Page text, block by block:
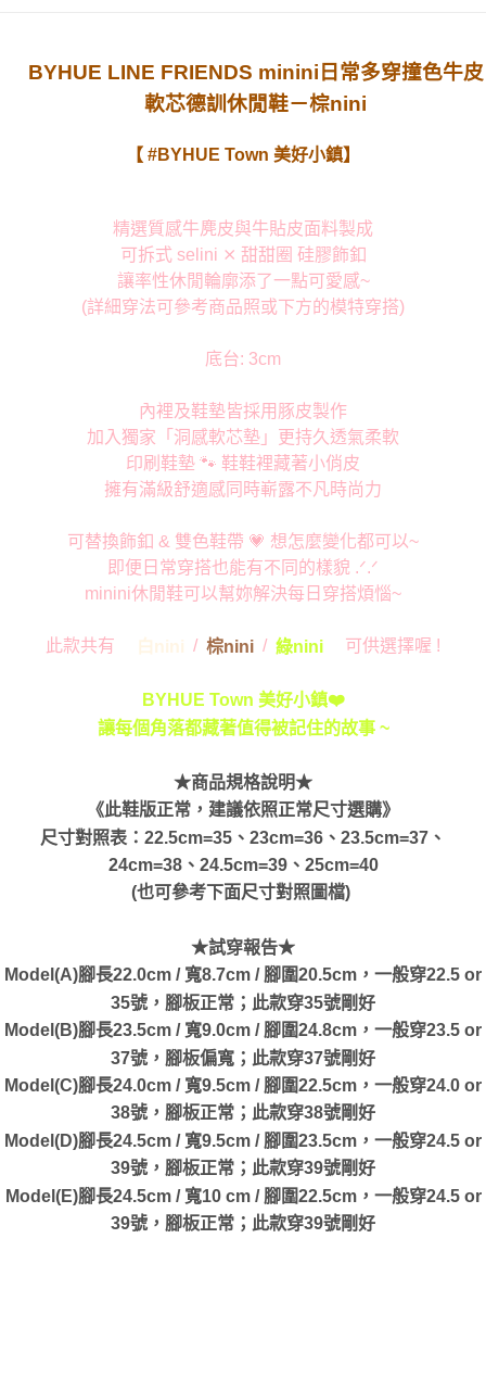
BYHUE LINE FRIENDS minini日常多穿撞色牛皮
軟芯德訓休閒鞋－棕nini
【 #BYHUE Town 美好小鎮】
精選質感牛麂皮與牛貼皮面料製成
可拆式 selini ⨯ 甜甜圈 硅膠飾釦
讓率性休閒輪廓添了一點可愛感~
(詳細穿法可參考商品照或下方的模特穿搭)
底台: 3cm
內裡及鞋墊皆採用豚皮製作
加入獨家「洞感軟芯墊」更持久透氣柔軟
印刷鞋墊 🐾 鞋鞋裡藏著小俏皮
擁有滿級舒適感同時嶄露不凡時尚力
可替換飾釦 & 雙色鞋帶 💗 想怎麼變化都可以~
即便日常穿搭也能有不同的樣貌 .ᐟ.ᐟ
minini休閒鞋可以幫妳解決每日穿搭煩惱~
此款共有 白nini / 棕nini / 綠nini 可供選擇喔 !
BYHUE Town 美好小鎮❤️
讓每個角落都藏著值得被記住的故事 ~
★商品規格說明★
《此鞋版正常，建議依照正常尺寸選購》
尺寸對照表：22.5cm=35、23cm=36、23.5cm=37、
24cm=38、24.5cm=39、25cm=40
(也可參考下面尺寸對照圖檔)
★試穿報告★
Model(A)腳長22.0cm / 寬8.7cm / 腳圍20.5cm，一般穿22.5 or
35號，腳板正常；此款穿35號剛好
Model(B)腳長23.5cm / 寬9.0cm / 腳圍24.8cm，一般穿23.5 or
37號，腳板偏寬；此款穿37號剛好
Model(C)腳長24.0cm / 寬9.5cm / 腳圍22.5cm，一般穿24.0 or
38號，腳板正常；此款穿38號剛好
Model(D)腳長24.5cm / 寬9.5cm / 腳圍23.5cm，一般穿24.5 or
39號，腳板正常；此款穿39號剛好
Model(E)腳長24.5cm / 寬10 cm / 腳圍22.5cm，一般穿24.5 or
39號，腳板正常；此款穿39號剛好